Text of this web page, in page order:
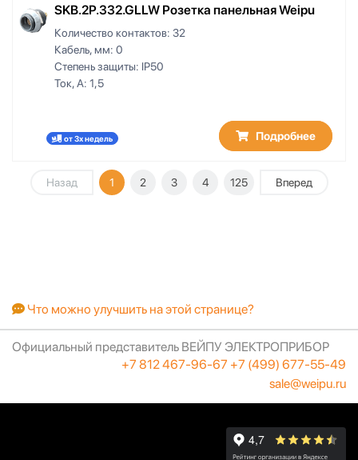
SKB.2P.332.GLLW Розетка панельная Weipu
Количество контактов: 32
Кабель, мм: 0
Степень защиты: IP50
Ток, А: 1,5
от 3х недель Подробнее
Назад 1 2 3 4 125 Вперед
Что можно улучшить на этой странице?
Официальный представитель ВЕЙПУ ЭЛЕКТРОПРИБОР
+7 812 467-96-67 +7 (499) 677-55-49
sale@weipu.ru